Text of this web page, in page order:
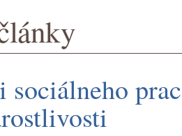
sociálneho